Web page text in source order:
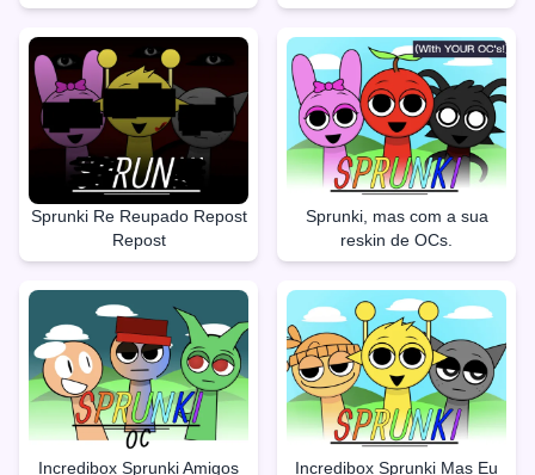
Sprunki Re Reupado Repost
Repost
Sprunki, mas com a sua
reskin de OCs.
Incredibox Sprunki Amigos
Incredibox Sprunki Mas Eu